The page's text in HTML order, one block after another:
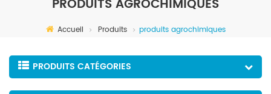
PRODUITS AGROCHIMIQUES
Accueil Produits produits agrochimiques
PRODUITS CATÉGORIES